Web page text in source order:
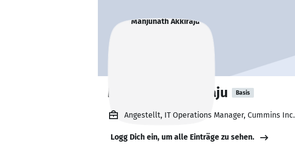
Manjunath Akkiraju Basis
Angestellt, IT Operations Manager, Cummins Inc.
Logg Dich ein, um alle Einträge zu sehen.